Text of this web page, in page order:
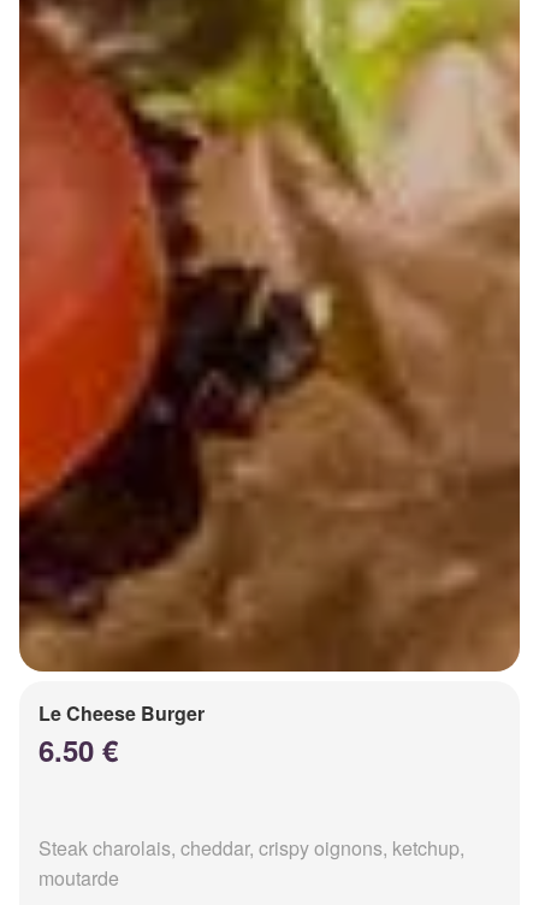
Le Cheese Burger
6.50 €
Steak charolais, cheddar, crispy oignons, ketchup,
moutarde